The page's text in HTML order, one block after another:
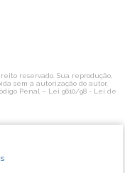
reservado. Sua reprodução,
sem a autorização do autor.
Penal – Lei 9610/98 - Lei de